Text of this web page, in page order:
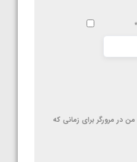
*
در مرورگر برای زمانی که